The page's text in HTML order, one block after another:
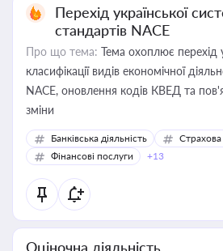
Перехід української
стандартів NACE
Про що тема: Тема охоплює перехід
класифікації видів економічної
NACE, оновлення кодів КВЕД та
зміни
Банківська діяльність
Страхова
Фінансові послуги
+13
Оціночна діяльність